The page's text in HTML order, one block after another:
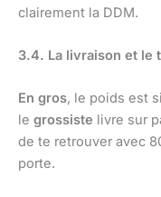
clairement la DDM.
3.4. La livraison et le
En gros, le poids est
le grossiste livre sur
de te retrouver avec
porte.